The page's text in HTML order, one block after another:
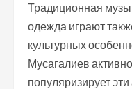
Традиционная
одежда играют
культурных
Мусагалиев
популяризирует